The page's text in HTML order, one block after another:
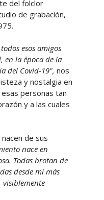
del folclor
de grabación,
esos amigos
en la época de la
del Covid-19", nos
y nostalgia en
personas tan
y a las cuales
de sus
nace en
Todas brotan de
desde mi más
visiblemente